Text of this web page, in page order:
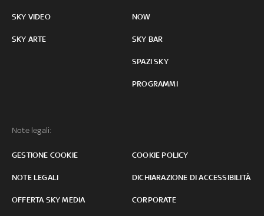
SKY VIDEO
SKY ARTE
NOW
SKY BAR
SPAZI SKY
PROGRAMMI
Note legali:
GESTIONE COOKIE COOKIE POLICY
NOTE LEGALI DICHIARAZIONE DI ACCESSIBILITÀ
OFFERTA SKY MEDIA CORPORATE